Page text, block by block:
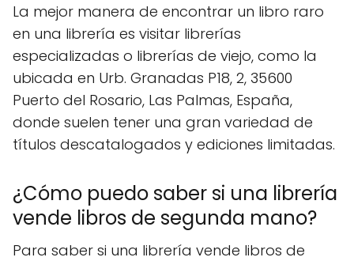
La mejor manera de encontrar un libro raro
en una librería es visitar librerías
especializadas o librerías de viejo, como la
ubicada en Urb. Granadas P18, 2, 35600
Puerto del Rosario, Las Palmas, España,
donde suelen tener una gran variedad de
títulos descatalogados y ediciones limitadas.
¿Cómo puedo saber si una librería
vende libros de segunda mano?
Para saber si una librería vende libros de